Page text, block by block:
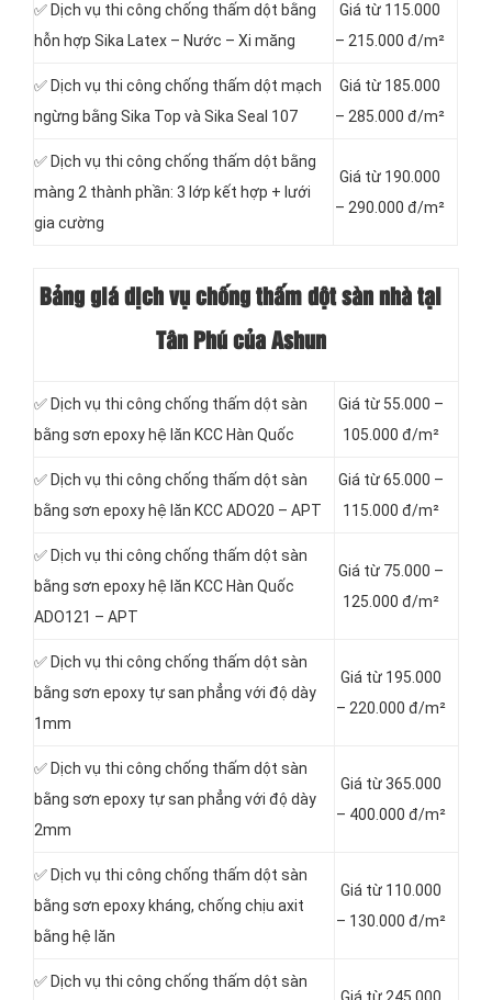
✅ Dịch vụ thi công chống thấm dột bằng
hỗn hợp Sika Latex – Nước – Xi măng
Giá từ 115.000
– 215.000 đ/m²
✅ Dịch vụ thi công chống thấm dột mạch
ngừng bằng Sika Top và Sika Seal 107
Giá từ 185.000
– 285.000 đ/m²
✅ Dịch vụ thi công chống thấm dột bằng
màng 2 thành phần: 3 lớp kết hợp + lưới
gia cường
Giá từ 190.000
– 290.000 đ/m²
Bảng giá dịch vụ chống thấm dột sàn nhà tại
Tân Phú của Ashun
✅ Dịch vụ thi công chống thấm dột sàn
bằng sơn epoxy hệ lăn KCC Hàn Quốc
Giá từ 55.000 –
105.000 đ/m²
✅ Dịch vụ thi công chống thấm dột sàn
bằng sơn epoxy hệ lăn KCC ADO20 – APT
Giá từ 65.000 –
115.000 đ/m²
✅ Dịch vụ thi công chống thấm dột sàn
bằng sơn epoxy hệ lăn KCC Hàn Quốc
ADO121 – APT
Giá từ 75.000 –
125.000 đ/m²
✅ Dịch vụ thi công chống thấm dột sàn
bằng sơn epoxy tự san phẳng với độ dày
1mm
Giá từ 195.000
– 220.000 đ/m²
✅ Dịch vụ thi công chống thấm dột sàn
bằng sơn epoxy tự san phẳng với độ dày
2mm
Giá từ 365.000
– 400.000 đ/m²
✅ Dịch vụ thi công chống thấm dột sàn
bằng sơn epoxy kháng, chống chịu axit
bằng hệ lăn
Giá từ 110.000
– 130.000 đ/m²
✅ Dịch vụ thi công chống thấm dột sàn